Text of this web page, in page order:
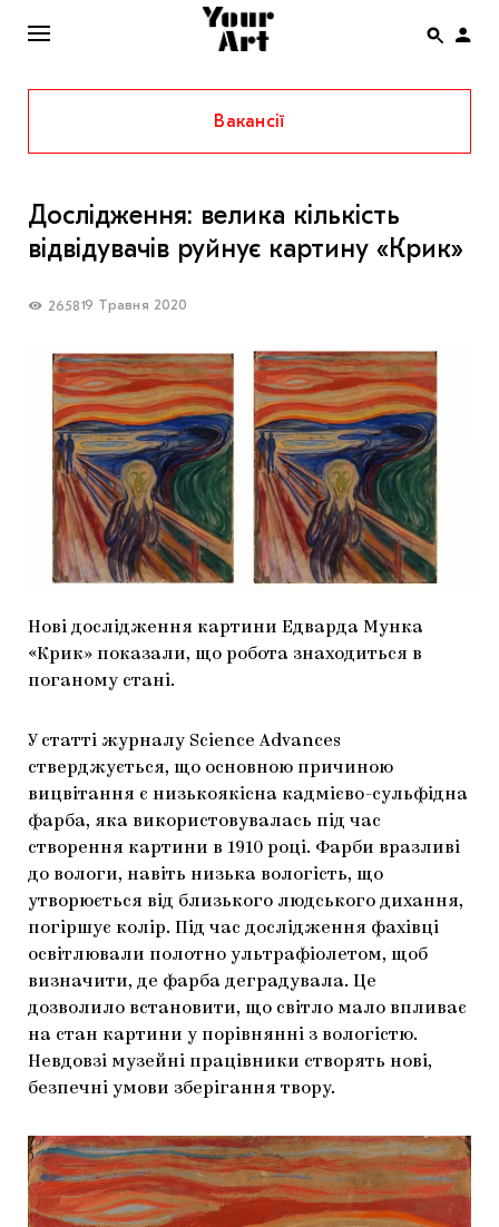
ENG
НОВИНИ
ІНТЕРВ’Ю
КОЛОНКИ
СПЕЦПРОЄКТИ
THE UKRAINIAN PAVILION AT VENICE BIENNALE
2022
МАРІУПОЛЬСЬКІ МАРГІНАЛІЇ
ДОСЛІДНИЦЬКА ПЛАТФОРМА
CARPATHIAN CULT ПРО РІЗДВЯНІ СВЯТА
Вакансії
Дослідження: велика кількість
відвідувачів руйнує картину «Крик»
265819 Травня 2020
Нові дослідження картини Едварда Мунка
«Крик» показали, що робота знаходиться в
поганому стані.
У статті журналу Science Advances
стверджується, що основною причиною
вицвітання є низькоякісна кадмієво-сульфідна
фарба, яка використовувалась під час
створення картини в 1910 році. Фарби вразливі
до вологи, навіть низька вологість, що
утворюється від близького людського дихання,
погіршує колір. Під час дослідження фахівці
освітлювали полотно ультрафіолетом, щоб
визначити, де фарба деградувала. Це
дозволило встановити, що світло мало впливає
на стан картини у порівнянні з вологістю.
Невдовзі музейні працівники створять нові,
безпечні умови зберігання твору.